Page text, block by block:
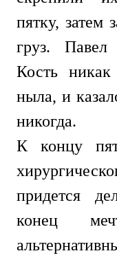
пятку, затем
груз.
Кость
ныла, и
никогда.
К концу
придется
конец